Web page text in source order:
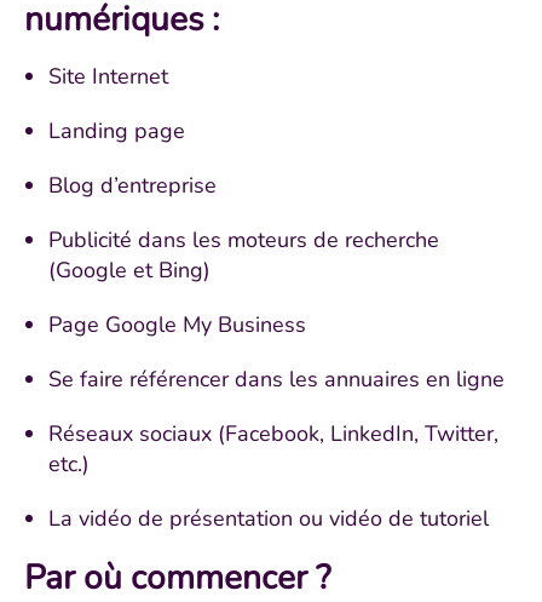
numériques :
Site Internet
Landing page
Blog d’entreprise
Publicité dans les moteurs de recherche
(Google et Bing)
Page Google My Business
Se faire référencer dans les annuaires en ligne
Réseaux sociaux (Facebook, LinkedIn, Twitter,
etc.)
La vidéo de présentation ou vidéo de tutoriel
Par où commencer ?